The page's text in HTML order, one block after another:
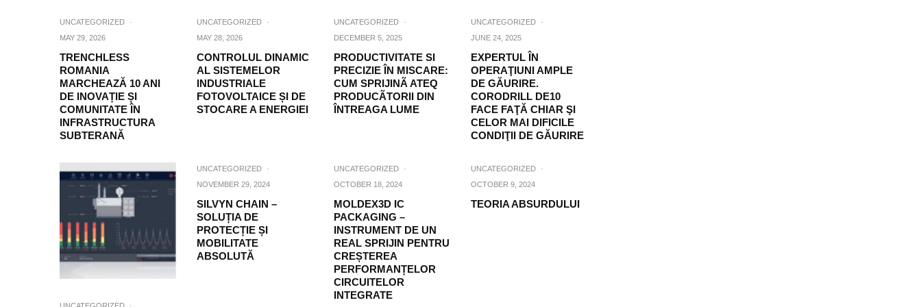
UNCATEGORIZED
·
MAY 29, 2026
TRENCHLESS
ROMANIA
MARCHEAZĂ 10 ANI
DE INOVAȚIE ȘI
COMUNITATE ÎN
INFRASTRUCTURA
SUBTERANĂ
UNCATEGORIZED
·
MAY 28, 2026
CONTROLUL DINAMIC
AL SISTEMELOR
INDUSTRIALE
FOTOVOLTAICE ȘI DE
STOCARE A ENERGIEI
UNCATEGORIZED
·
DECEMBER 5, 2025
PRODUCTIVITATE SI
PRECIZIE ÎN MISCARE:
CUM SPRIJINÃ ATEQ
PRODUCÃTORII DIN
ÎNTREAGA LUME
UNCATEGORIZED
·
JUNE 24, 2025
EXPERTUL ÎN
OPERAŢIUNI AMPLE
DE GĂURIRE.
CORODRILL DE10
FACE FAŢĂ CHIAR ŞI
CELOR MAI DIFICILE
CONDIŢII DE GĂURIRE
UNCATEGORIZED
·
NOVEMBER 29, 2024
SILVYN CHAIN –
SOLUȚIA DE
PROTECȚIE ȘI
MOBILITATE
ABSOLUTĂ
UNCATEGORIZED
·
OCTOBER 18, 2024
MOLDEX3D IC
PACKAGING –
INSTRUMENT DE UN
REAL SPRIJIN PENTRU
CREȘTEREA
PERFORMANȚELOR
CIRCUITELOR
INTEGRATE
UNCATEGORIZED
·
OCTOBER 9, 2024
TEORIA ABSURDULUI